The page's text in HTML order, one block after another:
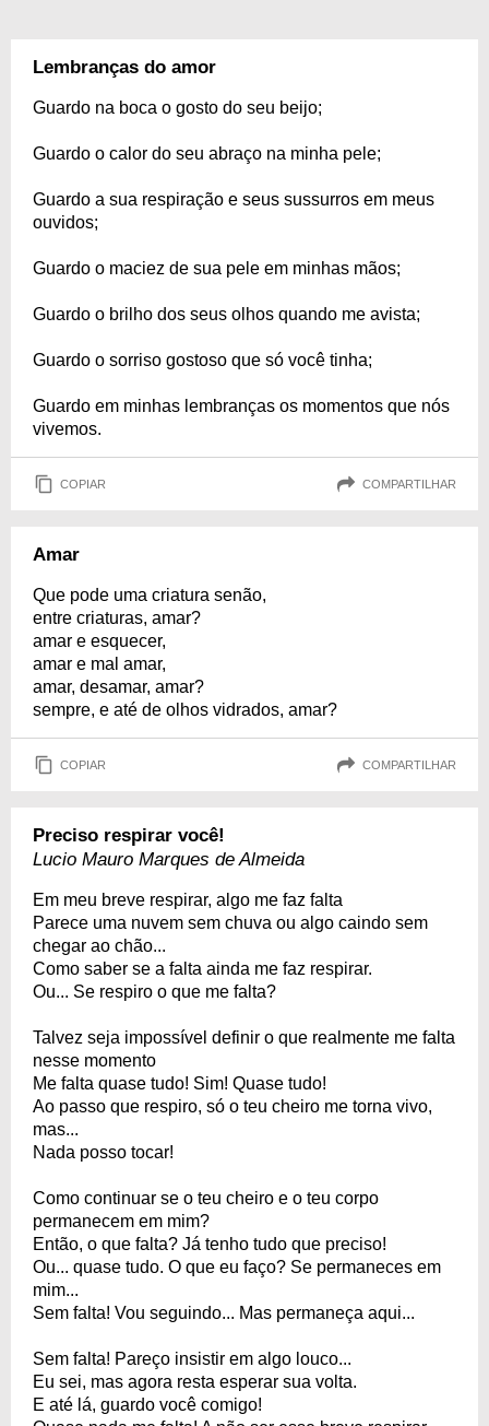
Lembranças do amor
Guardo na boca o gosto do seu beijo;
Guardo o calor do seu abraço na minha pele;
Guardo a sua respiração e seus sussurros em meus
ouvidos;
Guardo o maciez de sua pele em minhas mãos;
Guardo o brilho dos seus olhos quando me avista;
Guardo o sorriso gostoso que só você tinha;
Guardo em minhas lembranças os momentos que nós
vivemos.
COPIAR COMPARTILHAR
Amar
Que pode uma criatura senão,
entre criaturas, amar?
amar e esquecer,
amar e mal amar,
amar, desamar, amar?
sempre, e até de olhos vidrados, amar?
COPIAR COMPARTILHAR
Preciso respirar você!
Lucio Mauro Marques de Almeida
Em meu breve respirar, algo me faz falta
Parece uma nuvem sem chuva ou algo caindo sem
chegar ao chão...
Como saber se a falta ainda me faz respirar.
Ou... Se respiro o que me falta?
Talvez seja impossível definir o que realmente me falta
nesse momento
Me falta quase tudo! Sim! Quase tudo!
Ao passo que respiro, só o teu cheiro me torna vivo,
mas...
Nada posso tocar!
Como continuar se o teu cheiro e o teu corpo
permanecem em mim?
Então, o que falta? Já tenho tudo que preciso!
Ou... quase tudo. O que eu faço? Se permaneces em
mim...
Sem falta! Vou seguindo... Mas permaneça aqui...
Sem falta! Pareço insistir em algo louco...
Eu sei, mas agora resta esperar sua volta.
E até lá, guardo você comigo!